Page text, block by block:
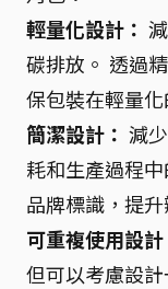
輕量化設計：
碳排放。 透過
保包裝在輕量
簡潔設計： 減
耗和生產過程
品牌標識，提升
可重複使用設計
但可以考慮設